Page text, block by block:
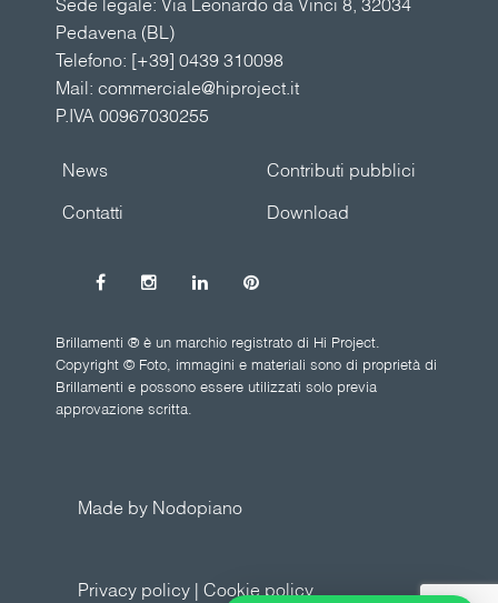
Sede legale: Via Leonardo da Vinci 8, 32034
Pedavena (BL)
Telefono: [+39] 0439 310098
Mail: commerciale@hiproject.it
P.IVA 00967030255
Contributi pubblici
News
Download
Contatti
Brillamenti ® è un marchio registrato di Hi Project.
Copyright © Foto, immagini e materiali sono di proprietà di
Brillamenti e possono essere utilizzati solo previa
approvazione scritta.
Made by Nodopiano
Privacy policy | Cookie policy